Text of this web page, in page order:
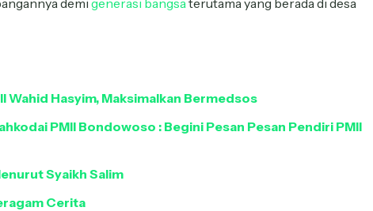
demigenerasi bangsaterutama yang berada di desa
Wahid Hasyim, Maksimalkan Bermedsos
PMII Bondowoso : Begini Pesan Pesan Pendiri PMII
Syaikh Salim
Cerita